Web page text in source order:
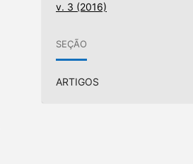
v. 3 (2016)
SEÇÃO
ARTIGOS